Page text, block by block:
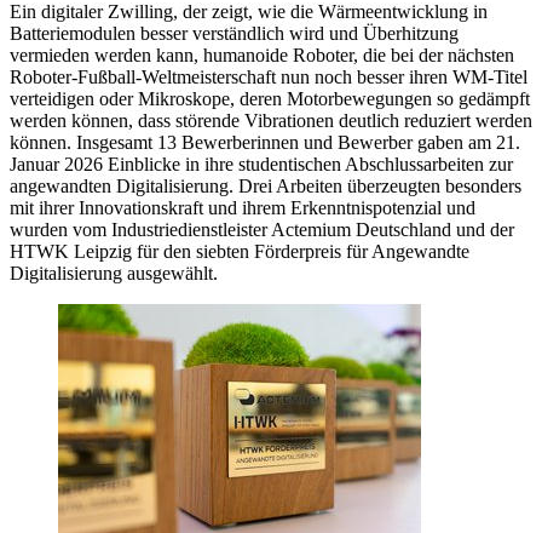
Ein digitaler Zwilling, der zeigt, wie die Wärmeentwicklung in
Batteriemodulen besser verständlich wird und Überhitzung
vermieden werden kann, humanoide Roboter, die bei der nächsten
Roboter-Fußball-Weltmeisterschaft nun noch besser ihren WM-Titel
verteidigen oder Mikroskope, deren Motorbewegungen so gedämpft
werden können, dass störende Vibrationen deutlich reduziert werden
können. Insgesamt 13 Bewerberinnen und Bewerber gaben am 21.
Januar 2026 Einblicke in ihre studentischen Abschlussarbeiten zur
angewandten Digitalisierung. Drei Arbeiten überzeugten besonders
mit ihrer Innovationskraft und ihrem Erkenntnispotenzial und
wurden vom Industriedienstleister Actemium Deutschland und der
HTWK Leipzig für den siebten Förderpreis für Angewandte
Digitalisierung ausgewählt.